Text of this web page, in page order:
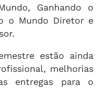
Ganhando o
o Mundo Diretor e
estão ainda
melhorias
entregas para o